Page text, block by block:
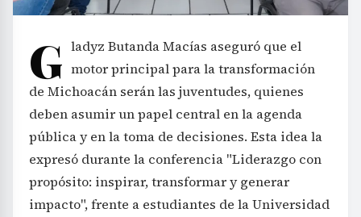
G ladyz Butanda Macías aseguró que el
motor principal para la transformación
de Michoacán serán las juventudes, quienes
deben asumir un papel central en la agenda
pública y en la toma de decisiones. Esta idea la
expresó durante la conferencia "Liderazgo con
propósito: inspirar, transformar y generar
impacto", frente a estudiantes de la Universidad